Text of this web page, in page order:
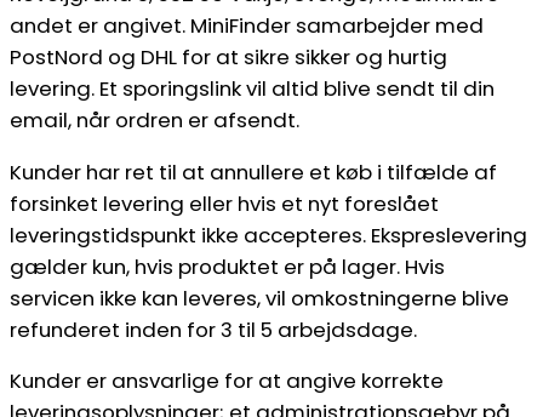
andet er angivet. MiniFinder samarbejder med
PostNord og DHL for at sikre sikker og hurtig
levering. Et sporingslink vil altid blive sendt til din
email, når ordren er afsendt.
Kunder har ret til at annullere et køb i tilfælde af
forsinket levering eller hvis et nyt foreslået
leveringstidspunkt ikke accepteres. Ekspreslevering
gælder kun, hvis produktet er på lager. Hvis
servicen ikke kan leveres, vil omkostningerne blive
refunderet inden for 3 til 5 arbejdsdage.
Kunder er ansvarlige for at angive korrekte